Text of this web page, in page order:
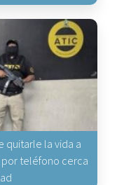
quitarle la vida a
teléfono cerca